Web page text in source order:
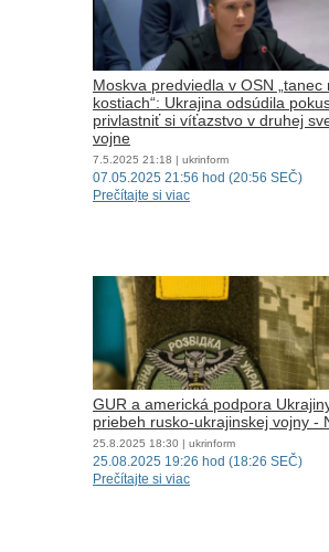
Moskva predviedla v OSN „tanec
kostiach“: Ukrajina odsúdila
privlastniť si víťazstvo v druhej
vojne
7.5.2025 21:18 | ukrinform
07.05.2025 21:56 hod (20:56 SEČ)
Prečítajte si viac
GUR a americká podpora
priebeh rusko-ukrajinskej vojny -
25.8.2025 18:30 | ukrinform
25.08.2025 19:26 hod (18:26 SEČ)
Prečítajte si viac